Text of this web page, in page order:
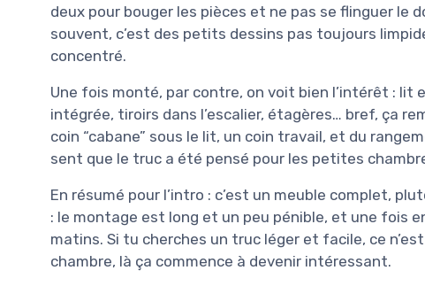
deux pour bouger les pièces et ne pas se flinguer le
souvent, c’est des petits dessins pas toujours
concentré.
Une fois monté, par contre, on voit bien l’intérêt : lit
intégrée, tiroirs dans l’escalier, étagères… bref, ça
coin “cabane” sous le lit, un coin travail, et du
sent que le truc a été pensé pour les petites
En résumé pour l’intro : c’est un meuble complet,
: le montage est long et un peu pénible, et une fois
matins. Si tu cherches un truc léger et facile, ce
chambre, là ça commence à devenir intéressant.